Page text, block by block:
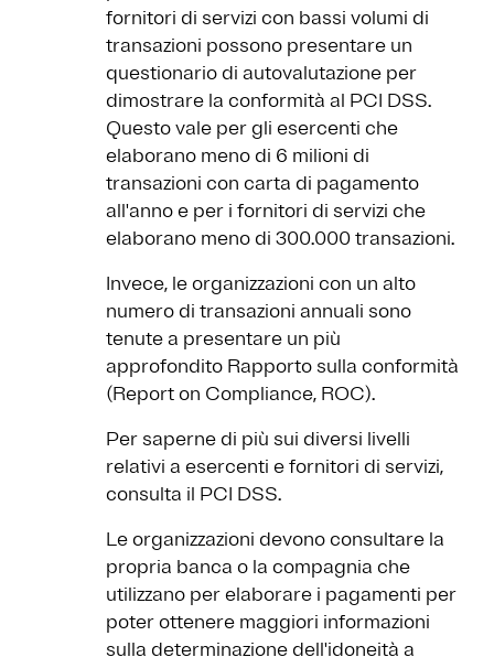
fornitori di servizi con bassi volumi di
transazioni possono presentare un
questionario di autovalutazione per
dimostrare la conformità al PCI DSS.
Questo vale per gli esercenti che
elaborano meno di 6 milioni di
transazioni con carta di pagamento
all'anno e per i fornitori di servizi che
elaborano meno di 300.000 transazioni.
Invece, le organizzazioni con un alto
numero di transazioni annuali sono
tenute a presentare un più
approfondito Rapporto sulla conformità
(Report on Compliance, ROC).
Per saperne di più sui diversi livelli
relativi a esercenti e fornitori di servizi,
consulta il PCI DSS.
Le organizzazioni devono consultare la
propria banca o la compagnia che
utilizzano per elaborare i pagamenti per
poter ottenere maggiori informazioni
sulla determinazione dell'idoneità a